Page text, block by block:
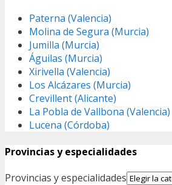
Paterna (Valencia)
Molina de Segura (Murcia)
Jumilla (Murcia)
Águilas (Murcia)
Xirivella (Valencia)
Los Alcázares (Murcia)
Crevillent (Alicante)
La Pobla de Vallbona (Valencia)
Lucena (Córdoba)
Provincias y especialidades
Provincias y especialidades